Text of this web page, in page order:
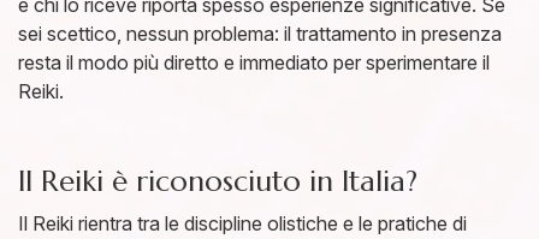
e chi lo riceve riporta spesso esperienze significative. Se
sei scettico, nessun problema: il trattamento in presenza
resta il modo più diretto e immediato per sperimentare il
Reiki.
Il Reiki è riconosciuto in Italia?
Il Reiki rientra tra le discipline olistiche e le pratiche di